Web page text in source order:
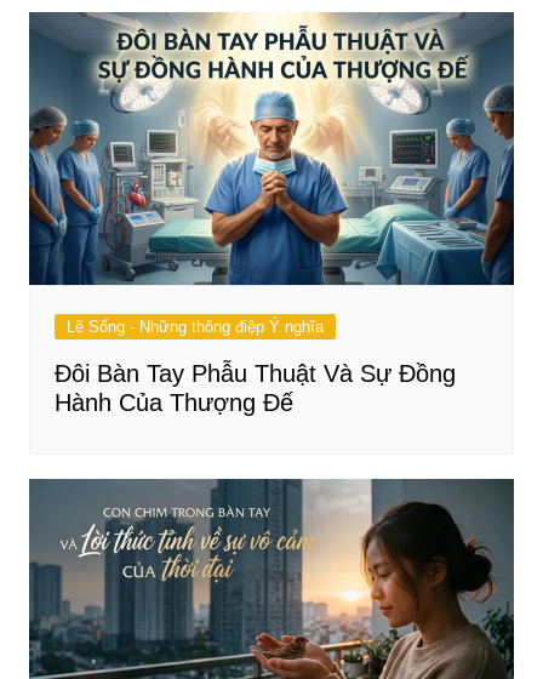
Lẽ Sống - Những thông điệp Ý nghĩa
Đôi Bàn Tay Phẫu Thuật Và Sự Đồng
Hành Của Thượng Đế